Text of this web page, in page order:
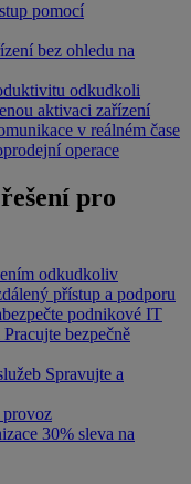
pomocí
bez ohledu na
odkudkoli
aktivaci zařízení
v reálném čase
operace
pro
odkudkoliv
přístup a podporu
podnikové IT
Pracujte bezpečně
Spravujte a
provoz
30% sleva na